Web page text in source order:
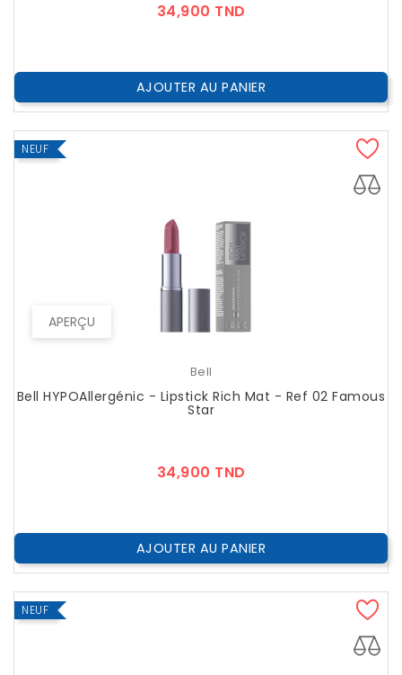
34,900 TND
AJOUTER AU PANIER
APERÇU
NEUF
Bell
Bell HYPOAllergénic - Lipstick Rich Mat - Ref 02 Famous
Star
34,900 TND
AJOUTER AU PANIER
NEUF